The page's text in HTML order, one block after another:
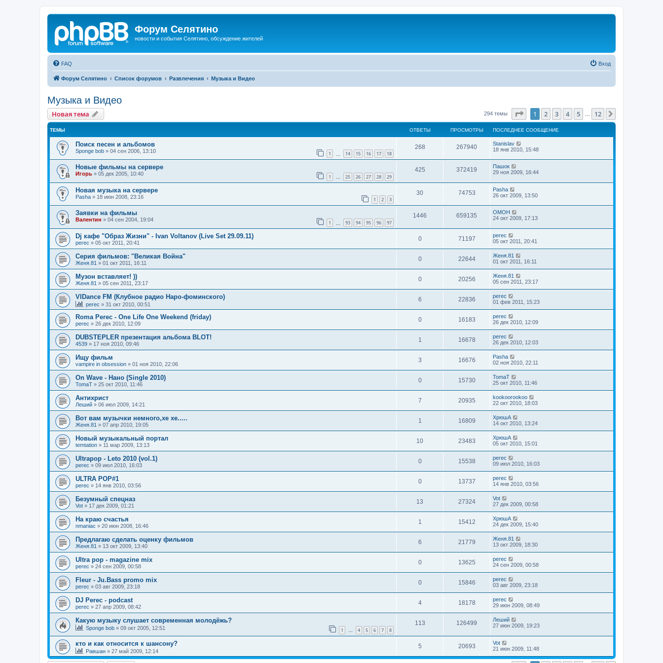
Форум Селятино
новости и события Селятино, обсуждение жителей
FAQ Вход
Форум Селятино Список форумов Развлечения Музыка и Видео
Музыка и Видео
Новая тема 294 темы Страница1 из 12
1 2 3 4 5 12
ТЕМЫ ОТВЕТЫ ПРОСМОТРЫ ПОСЛЕДНЕЕ СООБЩЕНИЕ
Поиск песен и альбомов
Sponge bob » 04 сен 2006, 13:10 1 14 15 16 17 18
268 267940
Stanislav
18 янв 2010, 15:48
Новые фильмы на сервере
Игорь » 05 дек 2005, 10:40 1 … 25 26 27 28 29
425 372419
Пашок
29 ноя 2009, 16:44
Новая музыка на сервере
Pasha » 18 июн 2008, 23:16 1 2 3
30 74753
Pasha
26 окт 2009, 13:50
Заявки на фильмы
Валентин » 04 сен 2004, 19:04 1 93 94 95 96 97
1446 659135
OMOH
24 окт 2009, 17:13
Dj кафе "Образ Жизни" - Ivan Voltanov (Live Set 29.09.11)
perec » 05 окт 2011, 20:41
0 71197
perec
05 окт 2011, 20:41
Серия фильмов: "Великая Война"
Женя.81 » 01 окт 2011, 16:11
0 22644
Женя.81
01 окт 2011, 16:11
Музон вставляет! ))
Женя.81 » 05 сен 2011, 23:17
0 20256
Женя.81
05 сен 2011, 23:17
VIDance FM (Клубное радио Наро-фоминского)
perec » 31 окт 2010, 00:51
6 22836
perec
01 фев 2011, 15:23
Roma Perec - One Life One Weekend (friday)
perec » 26 дек 2010, 12:09
0 16183
perec
26 дек 2010, 12:09
DUBSTEPLER презентация альбома BLOT!
4539 » 17 ноя 2010, 09:46
1 16678
perec
26 дек 2010, 12:03
Ищу фильм
vampire in obsession » 01 ноя 2010, 22:06
3 16676
Pasha
02 ноя 2010, 22:11
On Wave - Нано (Single 2010)
TomaT » 25 окт 2010, 11:46
0 15730
TomaT
25 окт 2010, 11:46
Антихрист
Леший » 06 июл 2009, 14:21
7 20935
kookoorookoo
22 окт 2010, 18:03
Вот вам музычки немного,хе хе.....
Женя.81 » 07 апр 2010, 19:05
1 16809
ХрюшА
14 окт 2010, 13:24
Новый музыкальный портал
temtation » 11 мар 2009, 13:13
10 23483
ХрюшА
05 окт 2010, 15:01
Ultrapop - Leto 2010 (vol.1)
perec » 09 июл 2010, 16:03
0 15538
perec
09 июл 2010, 16:03
ULTRA POP#1
perec » 14 янв 2010, 03:56
0 13737
perec
14 янв 2010, 03:56
Безумный спецназ
Vot » 17 дек 2009, 01:21
13 27324
Vot
27 дек 2009, 00:58
На краю счастья
nmaniac » 20 июн 2008, 16:46
1 15412
ХрюшА
24 дек 2009, 15:40
Предлагаю сделать оценку фильмов
Женя.81 » 13 окт 2009, 13:40
6 21779
Женя.81
13 окт 2009, 18:30
Ultra pop - magazine mix
perec » 24 сен 2009, 00:58
0 13625
perec
24 сен 2009, 00:58
Fleur - Ju.Bass promo mix
perec » 03 авг 2009, 23:18
0 15846
perec
03 авг 2009, 23:18
DJ Perec - podcast
perec » 27 апр 2009, 08:42
4 18178
perec
29 июн 2009, 08:49
Какую музыку слушает современная молодёжь?
Sponge bob » 09 окт 2005, 12:51 1 … 4 5 6 7 8
113 126499
Леший
27 июн 2009, 19:23
кто и как относится к шансону?
Равшан » 27 май 2009, 12:14
5 20693
Vot
21 июн 2009, 11:48